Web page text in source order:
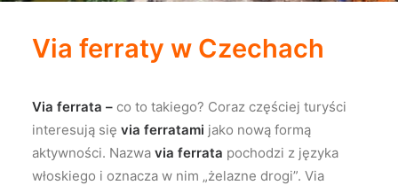
Via ferraty w Czechach
Via ferrata – co to takiego? Coraz częściej turyści
interesują się via ferratami jako nową formą
aktywności. Nazwa via ferrata pochodzi z języka
włoskiego i oznacza w nim „żelazne drogi”. Via